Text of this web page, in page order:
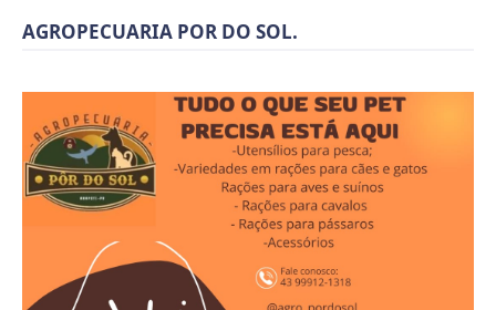
AGROPECUARIA POR DO SOL.